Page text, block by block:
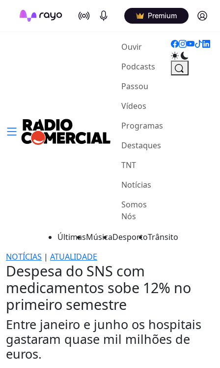
On Air Podcasts Premium Log in
Ouvir(current)
Podcasts
Passou
Vídeos
Programas
Destaques
TNT
Notícias
Somos
Nós
ÚltimasMúsicaDesportoTrânsito
NOTÍCIAS | ATUALIDADE
Despesa do SNS com
medicamentos sobe 12% no
primeiro semestre
Entre janeiro e junho os hospitais
gastaram quase mil milhões de
euros.